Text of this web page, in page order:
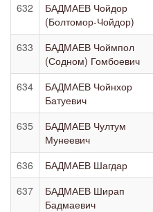
632
БАДМАЕВ Чойдор
(Болтомор-Чойдор)
633
БАДМАЕВ Чоймпол
(Содном) Гомбоевич
634
БАДМАЕВ Чойнхор
Батуевич
635
БАДМАЕВ Чултум
Мунеевич
636 БАДМАЕВ Шагдар
637
БАДМАЕВ Ширап
Бадмаевич